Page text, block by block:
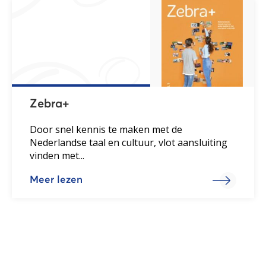
Zebra+
Door snel kennis te maken met de
Nederlandse taal en cultuur, vlot aansluiting
vinden met...
Meer lezen